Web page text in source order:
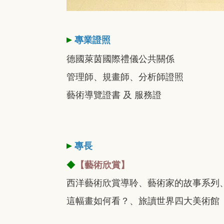
▸ 專業證照
德國萊茵國際禮儀公共關係
管理師、規畫師、分析師證照
藝術導覽證書 及 服務證
▸ 專長
◆ 【藝術欣賞】
西洋藝術欣賞導聆、藝術家的故事系列
這幅畫如何看？、旅讀世界四大美術館